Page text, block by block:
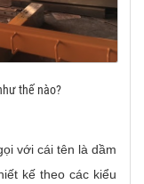
thế nào?
với cái tên là dầm
kế theo các kiểu